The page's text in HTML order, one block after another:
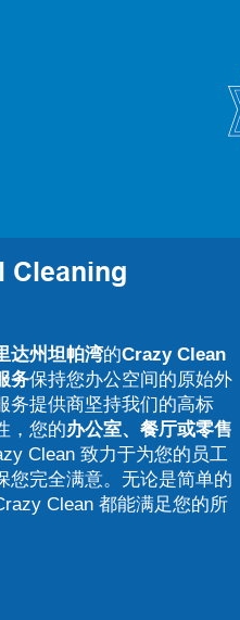
Cleaning
达州坦帕湾的Crazy Clean
务保持您办公空间的原始外
务提供商坚持我们的高标
，您的办公室、餐厅或零售
Clean 致力于为您的员工
您完全满意。无论是简单的
Clean 都能满足您的所